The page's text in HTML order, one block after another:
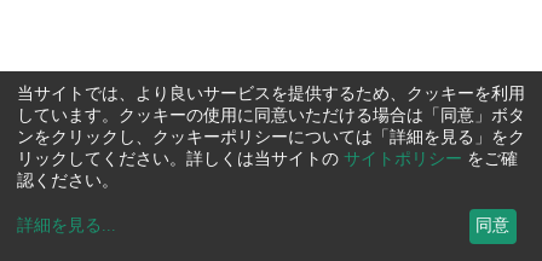
当サイトでは、より良いサービスを提供するため、クッキーを利用
しています。クッキーの使用に同意いただける場合は「同意」ボタ
ンをクリックし、クッキーポリシーについては「詳細を見る」をク
リックしてください。詳しくは当サイトの サイトポリシー をご確
認ください。
詳細を見る ... 同意